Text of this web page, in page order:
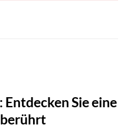
Entdecken Sie eine